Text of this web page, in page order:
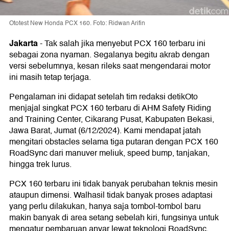
Ototest New Honda PCX 160. Foto: Ridwan Arifin
Jakarta-Tak salah jika menyebut PCX 160 terbaru ini
sebagai zona nyaman. Segalanya begitu akrab dengan
versi sebelumnya, kesan rileks saat mengendarai motor
ini masih tetap terjaga.
Pengalaman ini didapat setelah tim redaksi detikOto
menjajal singkat PCX 160 terbaru di AHM Safety Riding
and Training Center, Cikarang Pusat, Kabupaten Bekasi,
Jawa Barat, Jumat (6/12/2024). Kami mendapat jatah
mengitari obstacles selama tiga putaran dengan PCX 160
RoadSync dari manuver meliuk, speed bump, tanjakan,
hingga trek lurus.
PCX 160 terbaru ini tidak banyak perubahan teknis mesin
ataupun dimensi. Walhasil tidak banyak proses adaptasi
yang perlu dilakukan, hanya saja tombol-tombol baru
makin banyak di area setang sebelah kiri, fungsinya untuk